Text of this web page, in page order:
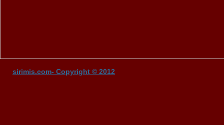
sirimis.com- Copyright © 2012